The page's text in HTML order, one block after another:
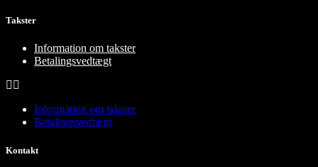
Takster
Information om takster
Betalingsvedtægt
Information om takster
Betalingsvedtægt
Kontakt